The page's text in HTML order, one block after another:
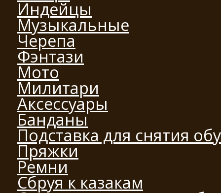
Индейцы
Музыкальные
Черепа
Фэнтази
Мото
Милитари
Аксессуары
Банданы
Подставка для снятия
Пряжки
Ремни
Сбруя к казакам